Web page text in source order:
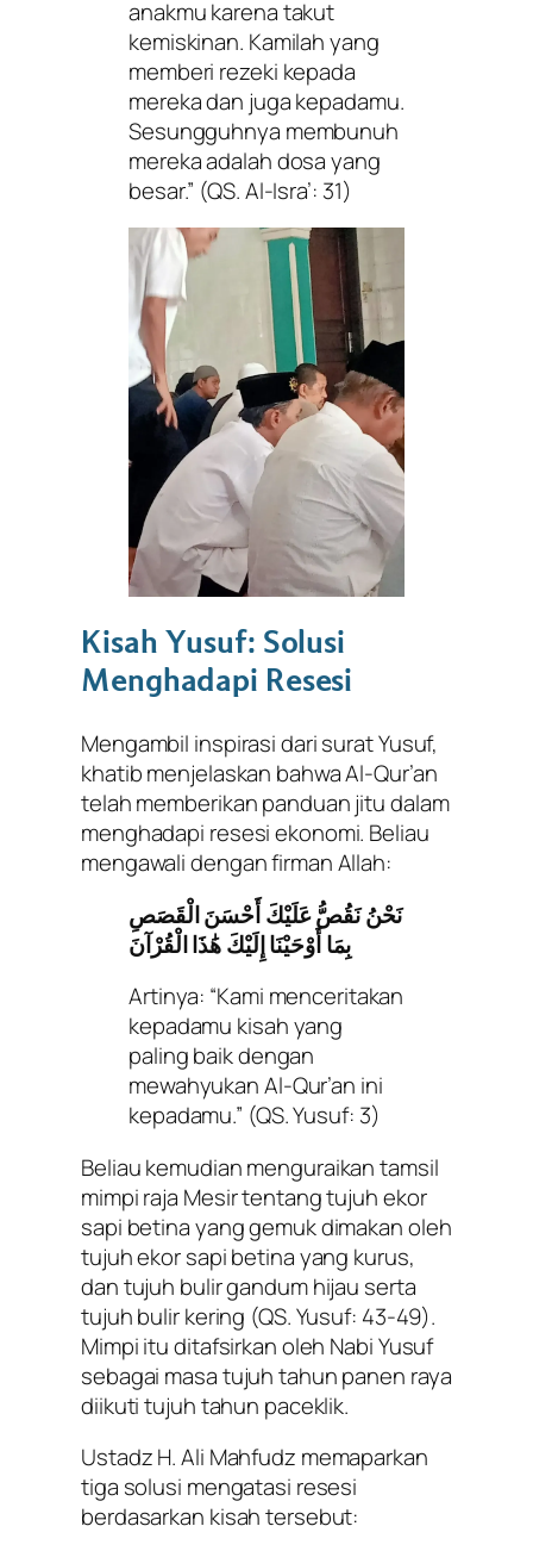
anakmu karena takut
kemiskinan. Kamilah yang
memberi rezeki kepada
mereka dan juga kepadamu.
Sesungguhnya membunuh
mereka adalah dosa yang
besar.” (QS. Al-Isra’: 31)
Kisah Yusuf: Solusi
Menghadapi Resesi
Mengambil inspirasi dari surat Yusuf,
khatib menjelaskan bahwa Al-Qur’an
telah memberikan panduan jitu dalam
menghadapi resesi ekonomi. Beliau
mengawali dengan firman Allah:
نَحْنُ نَقُصُّ عَلَيْكَ أَحْسَنَ الْقَصَصِ
بِمَا أَوْحَيْنَا إِلَيْكَ هَٰذَا الْقُرْآنَ
Artinya: “Kami menceritakan
kepadamu kisah yang
paling baik dengan
mewahyukan Al-Qur’an ini
kepadamu.” (QS. Yusuf: 3)
Beliau kemudian menguraikan tamsil
mimpi raja Mesir tentang tujuh ekor
sapi betina yang gemuk dimakan oleh
tujuh ekor sapi betina yang kurus,
dan tujuh bulir gandum hijau serta
tujuh bulir kering (QS. Yusuf: 43-49).
Mimpi itu ditafsirkan oleh Nabi Yusuf
sebagai masa tujuh tahun panen raya
diikuti tujuh tahun paceklik.
Ustadz H. Ali Mahfudz memaparkan
tiga solusi mengatasi resesi
berdasarkan kisah tersebut: